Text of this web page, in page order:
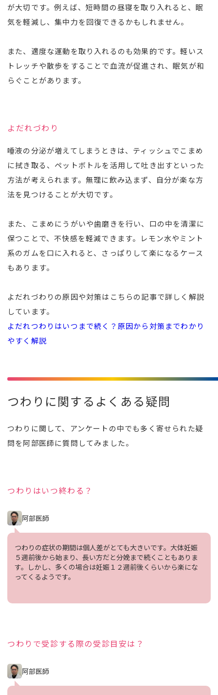
が大切です。例えば、短時間の昼寝を取り入れると、眠
気を軽減し、集中力を回復できるかもしれません。
また、適度な運動を取り入れるのも効果的です。軽いス
トレッチや散歩をすることで血流が促進され、眠気が和
らぐことがあります。
よだれづわり
唾液の分泌が増えてしまうときは、ティッシュでこまめ
に拭き取る、ペットボトルを活用して吐き出すといった
方法が考えられます。無理に飲み込まず、自分が楽な方
法を見つけることが大切です。
また、こまめにうがいや歯磨きを行い、口の中を清潔に
保つことで、不快感を軽減できます。レモン水やミント
系のガムを口に入れると、さっぱりして楽になるケース
もあります。
よだれづわりの原因や対策はこちらの記事で詳しく解説
しています。
よだれつわりはいつまで続く？原因から対策までわかり
やすく解説
つわりに関するよくある疑問
つわりに関して、アンケートの中でも多く寄せられた疑
問を阿部医師に質問してみました。
つわりはいつ終わる？
阿部医師
つわりの症状の期間は個人差がとても大きいです。大体妊娠
５週前後から始まり、長い方だと分娩まで続くこともありま
す。しかし、多くの場合は妊娠１２週前後くらいから楽にな
ってくるようです。
つわりで受診する際の受診目安は？
阿部医師